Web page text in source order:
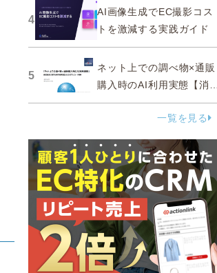
4
AI画像生成でEC撮影コス
トを激減する実践ガイド
5
ネット上での調べ物×通販
購入時のAI利用実態【消費
者調査 2025】
一覧を見る